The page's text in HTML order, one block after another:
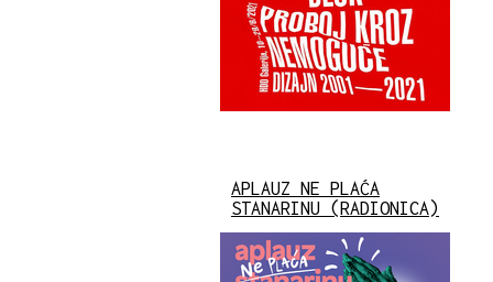
APLAUZ NE PLAĆA
STANARINU (RADIONICA)